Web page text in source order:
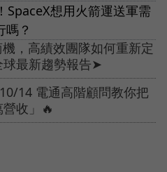
SpaceX想用火箭運送軍需
嗎？
，高績效團隊如何重新定
球最新趨勢報告➤
14 電通高階顧問教你把
營收」🔥